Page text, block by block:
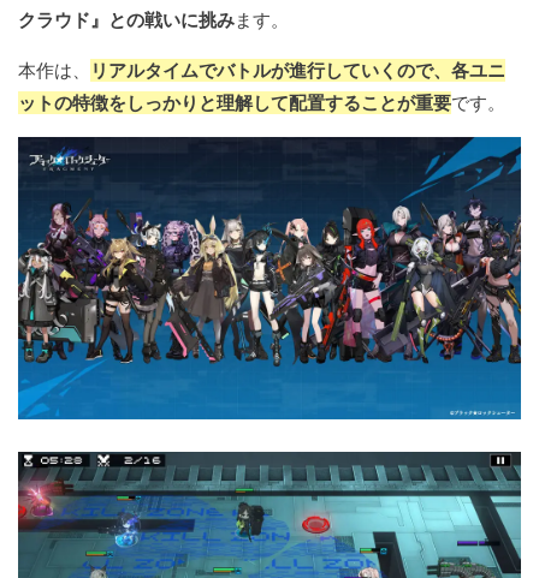
クラウド』との戦いに挑みます。
本作は、
リアルタイムでバトルが進行していくので、各ユニ
ットの特徴をしっかりと理解して配置することが重要です。